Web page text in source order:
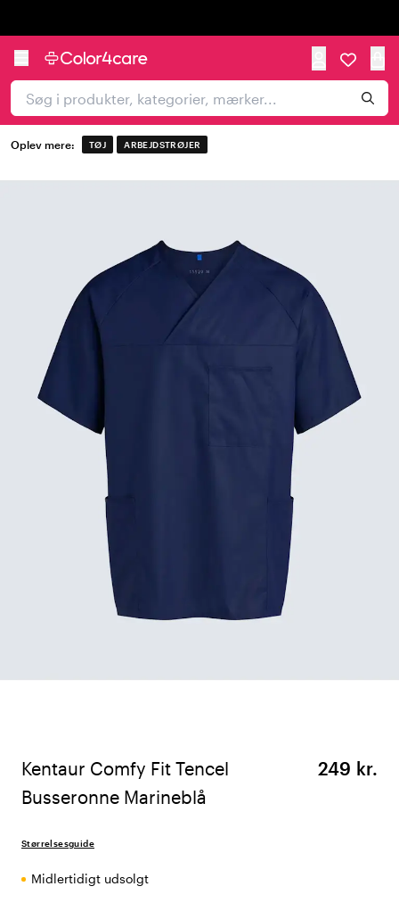
Oplev mere: TØJ ARBEJDSTRØJER
Kentaur Comfy Fit Tencel
Busseronne Marineblå
249 kr.
Størrelsesguide
Midlertidigt udsolgt